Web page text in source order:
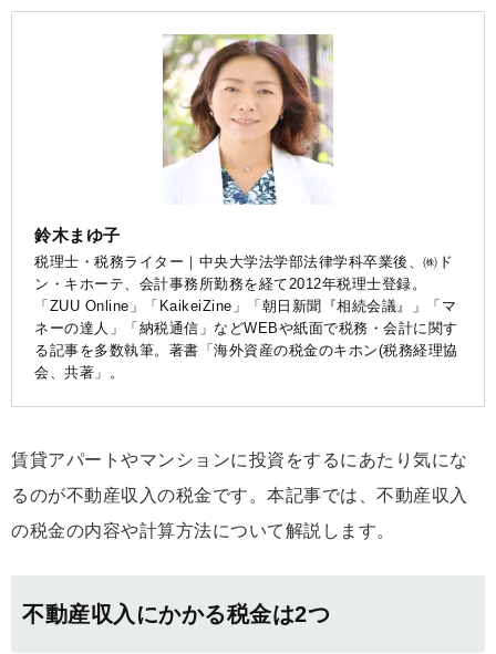
鈴木まゆ子
税理士・税務ライター｜中央大学法学部法律学科卒業後、㈱ド
ン・キホーテ、会計事務所勤務を経て2012年税理士登録。
「ZUU Online」「KaikeiZine」「朝日新聞『相続会議』」「マ
ネーの達人」「納税通信」などWEBや紙面で税務・会計に関す
る記事を多数執筆。著書「海外資産の税金のキホン(税務経理協
会、共著」。
賃貸アパートやマンションに投資をするにあたり気にな
るのが不動産収入の税金です。本記事では、不動産収入
の税金の内容や計算方法について解説します。
不動産収入にかかる税金は2つ